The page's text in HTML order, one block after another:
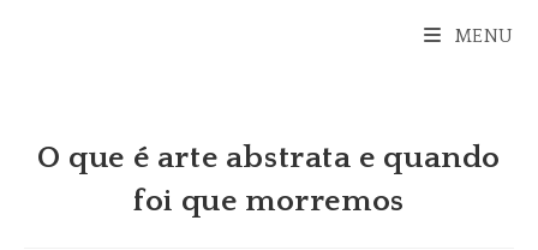
MENU
O que é arte abstrata e quando
foi que morremos